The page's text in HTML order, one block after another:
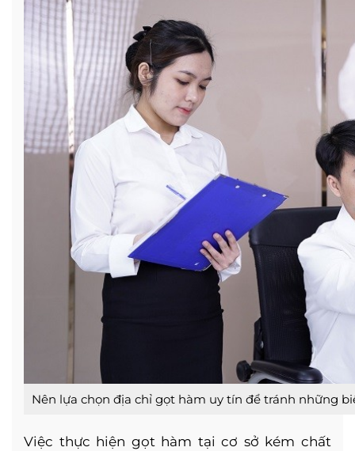
Nên lựa chọn địa chỉ gọt hàm uy tín để tránh những
Việc thực hiện gọt hàm tại cơ sở kém chất